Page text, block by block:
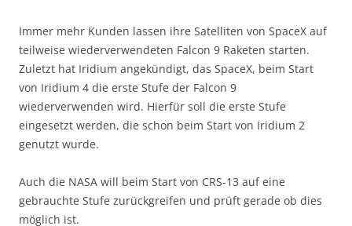
Immer mehr Kunden lassen ihre Satelliten von SpaceX auf
teilweise wiederverwendeten Falcon 9 Raketen starten.
Zuletzt hat Iridium angekündigt, das SpaceX, beim Start
von Iridium 4 die erste Stufe der Falcon 9
wiederverwenden wird. Hierfür soll die erste Stufe
eingesetzt werden, die schon beim Start von Iridium 2
genutzt wurde.
Auch die NASA will beim Start von CRS-13 auf eine
gebrauchte Stufe zurückgreifen und prüft gerade ob dies
möglich ist.